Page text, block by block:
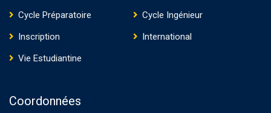
Cycle Préparatoire
Cycle Ingénieur
Inscription
International
Vie Estudiantine
Coordonnées